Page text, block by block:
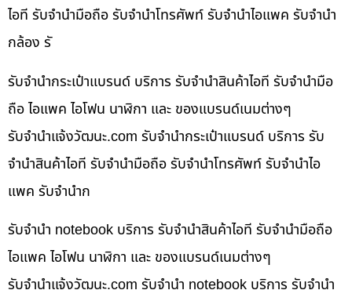
ไอที รับจำนำมือถือ รับจำนำโทรศัพท์ รับจำนำไอแพค รับจำนำ
กล้อง รั
รับจำนำกระเป๋าแบรนด์ บริการ รับจำนำสินค้าไอที รับจำนำมือ
ถือ ไอแพค ไอโฟน นาฬิกา และ ของแบรนด์เนมต่างๆ
รับจํานําแจ้งวัฒนะ.com รับจำนำกระเป๋าแบรนด์ บริการ รับ
จำนำสินค้าไอที รับจำนำมือถือ รับจำนำโทรศัพท์ รับจำนำไอ
แพค รับจำนำก
รับจำนำ notebook บริการ รับจำนำสินค้าไอที รับจำนำมือถือ
ไอแพค ไอโฟน นาฬิกา และ ของแบรนด์เนมต่างๆ
รับจํานําแจ้งวัฒนะ.com รับจำนำ notebook บริการ รับจำนำ